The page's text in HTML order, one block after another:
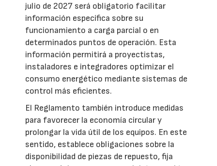
julio de 2027 será obligatorio facilitar
información específica sobre su
funcionamiento a carga parcial o en
determinados puntos de operación. Esta
información permitirá a proyectistas,
instaladores e integradores optimizar el
consumo energético mediante sistemas de
control más eficientes.
El Reglamento también introduce medidas
para favorecer la economía circular y
prolongar la vida útil de los equipos. En este
sentido, establece obligaciones sobre la
disponibilidad de piezas de repuesto, fija